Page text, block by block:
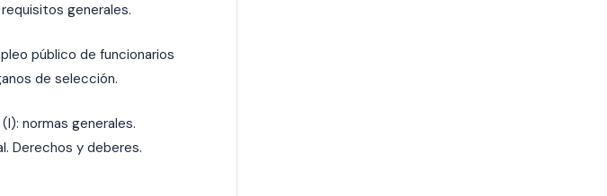
generales.
público de funcionarios
de selección.
normas generales.
Derechos y deberes.